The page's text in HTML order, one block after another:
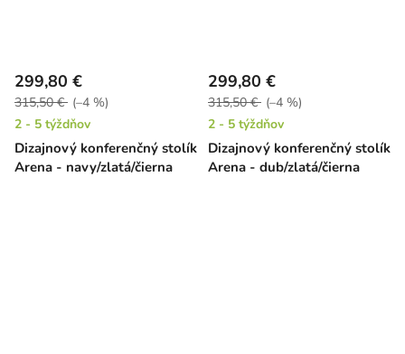
Dizajnový konferenčný stolík
Arena - navy/zlatá/čierna
299,80 €
315,50 € (–4 %)
2 - 5 týždňov
Dizajnový konferenčný stolík
Arena - dub/zlatá/čierna
299,80 €
315,50 € (–4 %)
2 - 5 týždňov